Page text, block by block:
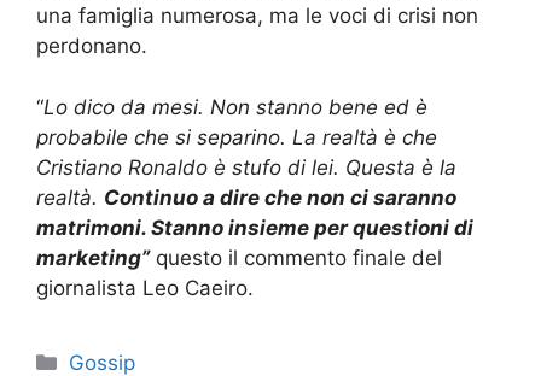
una famiglia numerosa, ma le voci di crisi non
perdonano.
“Lo dico da mesi. Non stanno bene ed è
probabile che si separino. La realtà è che
Cristiano Ronaldo è stufo di lei. Questa è la
realtà. Continuo a dire che non ci saranno
matrimoni. Stanno insieme per questioni di
marketing”questo il commento finale del
giornalista Leo Caeiro.
Categorie
Gossip